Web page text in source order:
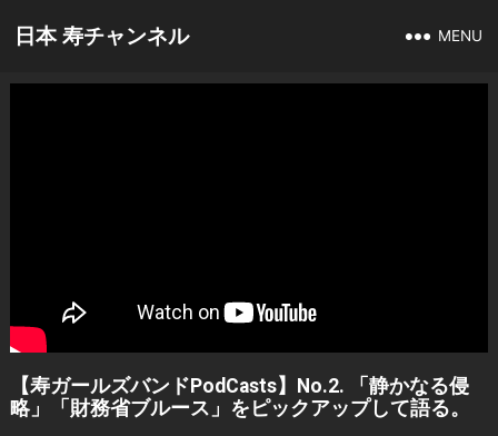
日本 寿チャンネル MENU
【寿ガールズバンドPodCasts】No.2. 「静かなる侵
略」「財務省ブルース」をピックアップして語る。